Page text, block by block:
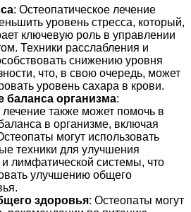
: Остеопатическое лечение
уровень стресса, который,
ключевую роль в управлении
Техники расслабления и
снижению уровня
что, в свою очередь, может
уровень сахара в крови.
баланса организма:
лечение также может помочь в
в организме, включая
могут использовать
техники для улучшения
лимфатической системы, что
улучшению общего
здоровья: Остеопаты могут